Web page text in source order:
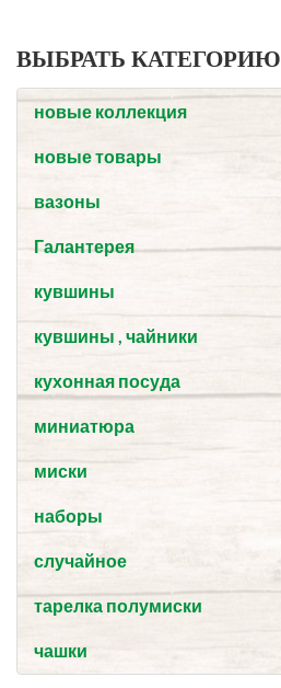
ВЫБРАТЬ КАТЕГОРИЮ
новые коллекция
новые товары
вазоны
Галантерея
кувшины
кувшины , чайники
кухонная посуда
миниатюра
миски
наборы
случайное
тарелка полумиски
чашки